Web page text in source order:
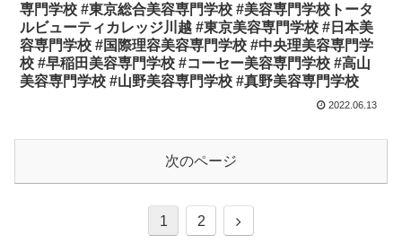
専門学校 #東京総合美容専門学校 #美容専門学校トータ
ルビューティカレッジ川越 #東京美容専門学校 #日本美
容専門学校 #国際理容美容専門学校 #中央理美容専門学
校 #早稲田美容専門学校 #コーセー美容専門学校 #高山
美容専門学校 #山野美容専門学校 #真野美容専門学校
2022.06.13
次のページ
1 2
次